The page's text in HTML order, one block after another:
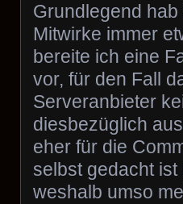
Grundlegend
Mitwirke immer
bereite ich eine
vor, für den Fall
Serveranbieter
diesbezüglich
eher für die
selbst gedacht
weshalb umso